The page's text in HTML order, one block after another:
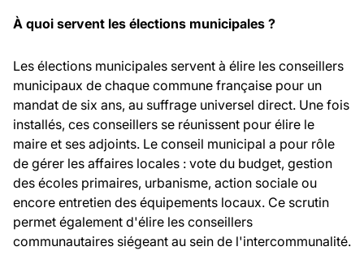
À quoi servent les élections municipales ?
Les élections municipales servent à élire les conseillers
municipaux de chaque commune française pour un
mandat de six ans, au suffrage universel direct. Une fois
installés, ces conseillers se réunissent pour élire le
maire et ses adjoints. Le conseil municipal a pour rôle
de gérer les affaires locales : vote du budget, gestion
des écoles primaires, urbanisme, action sociale ou
encore entretien des équipements locaux. Ce scrutin
permet également d'élire les conseillers
communautaires siégeant au sein de l'intercommunalité.